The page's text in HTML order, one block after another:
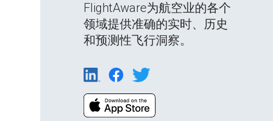
FlightAware为航空业的各个
领域提供准确的实时、历史
和预测性飞行洞察。